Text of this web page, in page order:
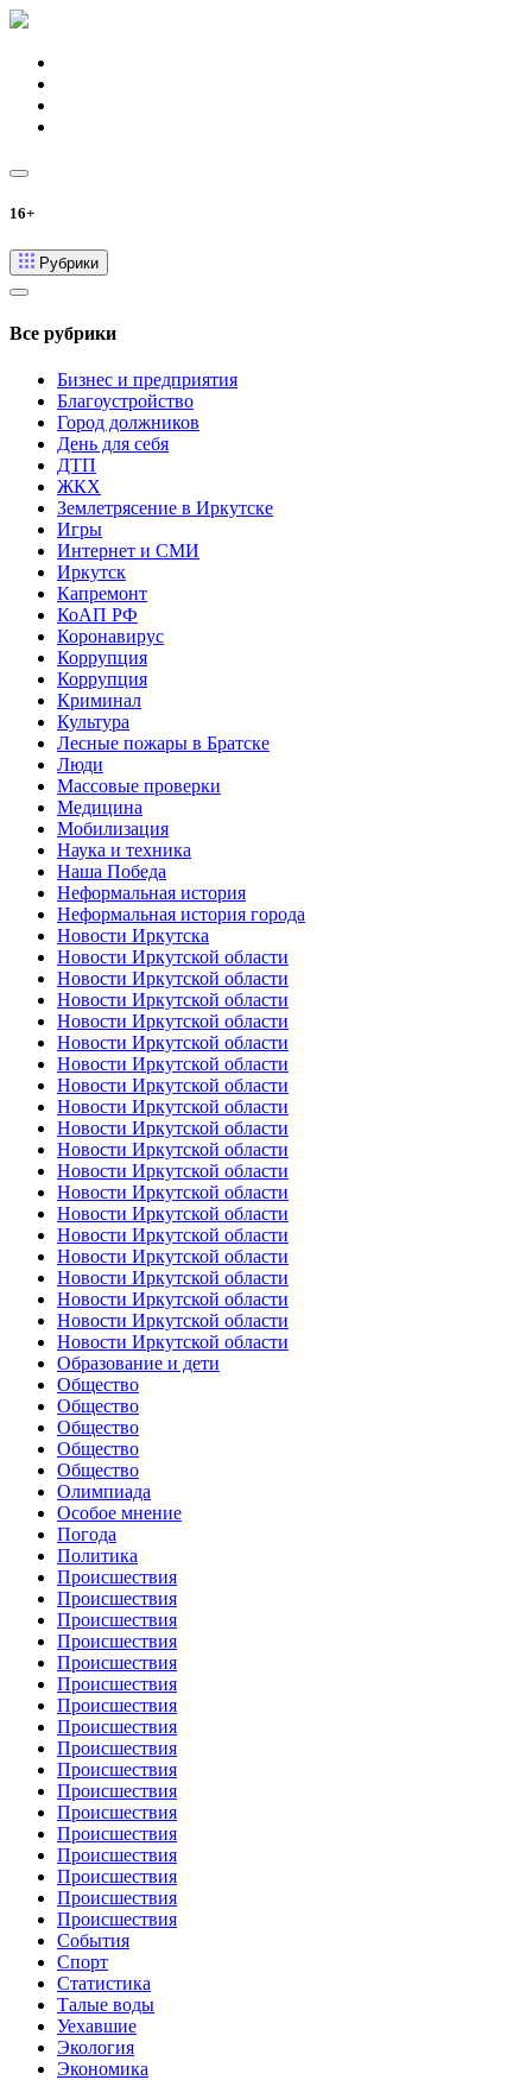
16+
Рубрики
Все рубрики
Бизнес и предприятия
Благоустройство
Город должников
День для себя
ДТП
ЖКХ
Землетрясение в Иркутске
Игры
Интернет и СМИ
Иркутск
Капремонт
КоАП РФ
Коронавирус
Коррупция
Коррупция
Криминал
Культура
Лесные пожары в Братске
Люди
Массовые проверки
Медицина
Мобилизация
Наука и техника
Наша Победа
Неформальная история
Неформальная история города
Новости Иркутска
Новости Иркутской области
Новости Иркутской области
Новости Иркутской области
Новости Иркутской области
Новости Иркутской области
Новости Иркутской области
Новости Иркутской области
Новости Иркутской области
Новости Иркутской области
Новости Иркутской области
Новости Иркутской области
Новости Иркутской области
Новости Иркутской области
Новости Иркутской области
Новости Иркутской области
Новости Иркутской области
Новости Иркутской области
Новости Иркутской области
Новости Иркутской области
Образование и дети
Общество
Общество
Общество
Общество
Общество
Олимпиада
Особое мнение
Погода
Политика
Происшествия
Происшествия
Происшествия
Происшествия
Происшествия
Происшествия
Происшествия
Происшествия
Происшествия
Происшествия
Происшествия
Происшествия
Происшествия
Происшествия
Происшествия
Происшествия
Происшествия
События
Спорт
Статистика
Талые воды
Уехавшие
Экология
Экономика